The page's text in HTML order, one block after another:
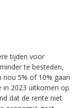
tijden voor
te besteden,
5% of 10% gaan
in 2023 uitkomen op
dat de rente niet